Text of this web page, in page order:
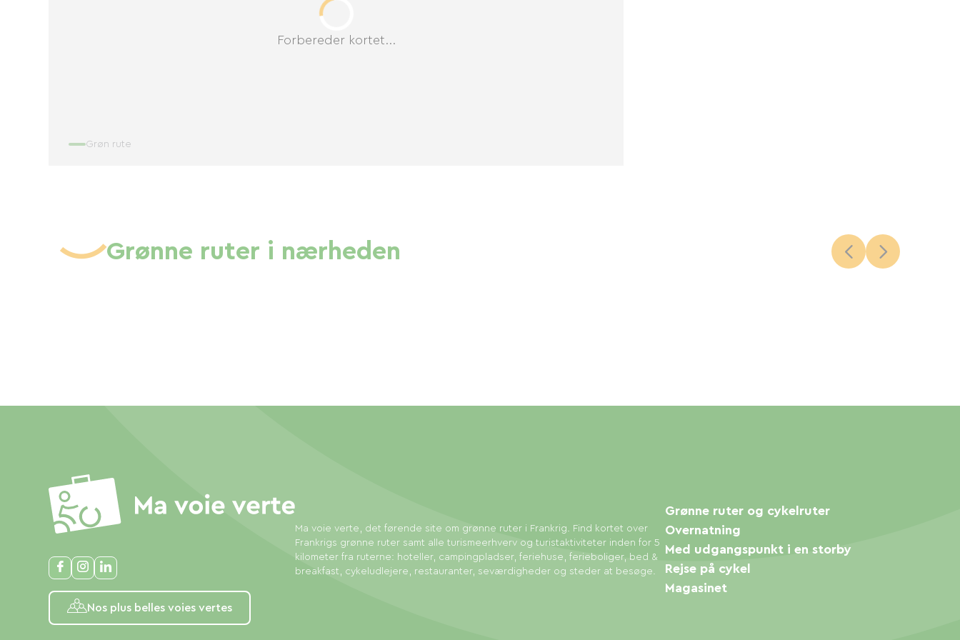
Forbereder kortet...
Grøn rute
Grønne ruter i nærheden
Nos plus belles voies vertes
Ma voie verte, det førende site om grønne ruter i Frankrig. Find kortet over
Frankrigs grønne ruter samt alle turismeerhverv og turistaktiviteter inden for 5
kilometer fra ruterne: hoteller, campingpladser, feriehuse, ferieboliger, bed &
breakfast, cykeludlejere, restauranter, seværdigheder og steder at besøge.
Grønne ruter og cykelruter
Overnatning
Med udgangspunkt i en storby
Rejse på cykel
Magasinet